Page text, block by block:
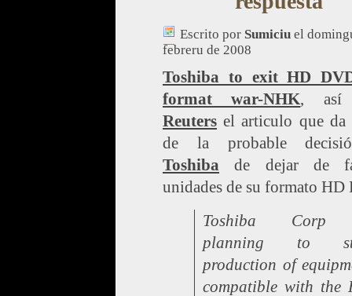
Escrito por Sumiciu el
febreru de 2008
Toshiba to exit HD
format war-NHK, así
Reuters el articulo que da
de la probable
Toshiba de dejar de
unidades de su formato HD
Toshiba Corp
planning to
production of
compatible with the